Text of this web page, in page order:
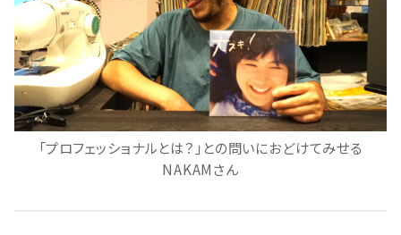
「プロフェッショナルとは？」との問いにおどけてみせる
NAKAMさん